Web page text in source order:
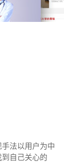
法以用户为中
自己关心的